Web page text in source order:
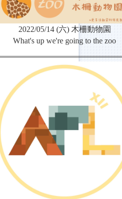
2022/05/14 (六) 木柵動物園
What's up we're going to the zoo